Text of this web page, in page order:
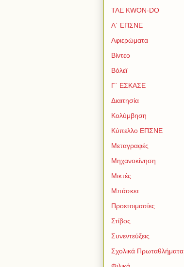
TAE KWON-DO
Α΄ ΕΠΣΝΕ
Αφιερώματα
Βίντεο
Βόλεϊ
Γ΄ ΕΣΚΑΣΕ
Διαιτησία
Κολύμβηση
Κύπελλο ΕΠΣΝΕ
Μεταγραφές
Μηχανοκίνηση
Μικτές
Μπάσκετ
Προετοιμασίες
Στίβος
Συνεντεύξεις
Σχολικά Πρωταθλήματα